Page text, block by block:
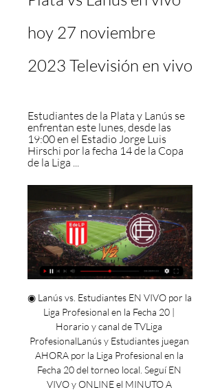
hoy 27 noviembre
2023 Televisión en vivo
Estudiantes de la Plata y Lanús se
enfrentan este lunes, desde las
19:00 en el Estadio Jorge Luis
Hirschi por la fecha 14 de la Copa
de la Liga ...
◉ Lanús vs. Estudiantes EN VIVO por la
Liga Profesional en la Fecha 20 |
Horario y canal de TVLiga
ProfesionalLanús y Estudiantes juegan
AHORA por la Liga Profesional en la
Fecha 20 del torneo local. Seguí EN
VIVO y ONLINE el MINUTO A